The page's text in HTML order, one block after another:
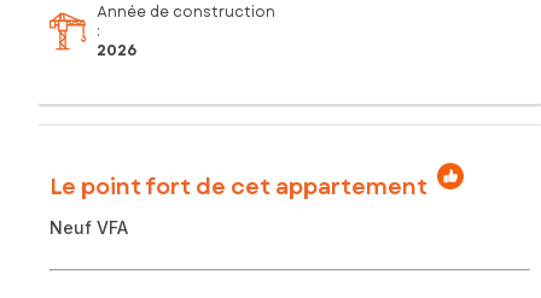
Année de construction
:
2026
Le point fort de cet appartement
Neuf VFA